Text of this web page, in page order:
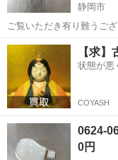
静岡市
ご覧いただき有り難うございます。 静岡市とジモテ
営しています。 粗⼤ごみ
スしています。 ★★★★★ ご自宅にある不要品を是非ジモティースポ
ットへお持...
静岡 静岡市 照明
【求
状態が悪
COYASH
0624-
0円